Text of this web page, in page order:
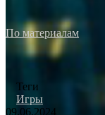
По материалам
Теги
Игры
09.06.2024